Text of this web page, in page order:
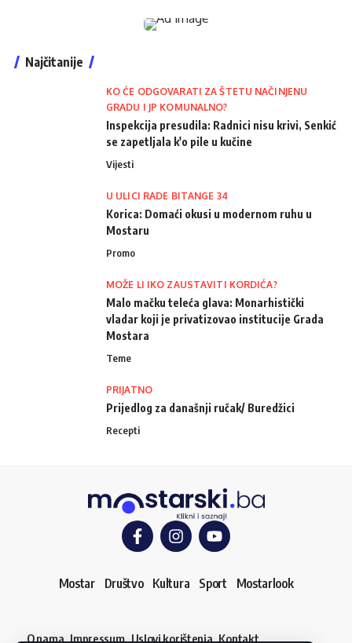
Najčitanije
KO ĆE ODGOVARATI ZA ŠTETU NAČINJENU
GRADU I JP KOMUNALNO?
Inspekcija presudila: Radnici nisu krivi, Senkić
se zapetljala k'o pile u kučine
Vijesti
U ULICI RADE BITANGE 34
Korica: Domaći okusi u modernom ruhu u
Mostaru
Promo
MOŽE LI IKO ZAUSTAVITI KORDIĆA?
Malo mačku teleća glava: Monarhistički
vladar koji je privatizovao institucije Grada
Mostara
Teme
PRIJATNO
Prijedlog za današnji ručak/ Buredžici
Recepti
Mostar Društvo Kultura Sport Mostarlook
O nama Impressum Uslovi korištenja Kontakt